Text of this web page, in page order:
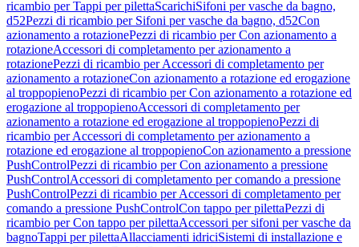
ricambio per Tappi per pilettaScarichiSifoni per vasche da bagno,
d52Pezzi di ricambio per Sifoni per vasche da bagno, d52Con
azionamento a rotazionePezzi di ricambio per Con azionamento a
rotazioneAccessori di completamento per azionamento a
rotazionePezzi di ricambio per Accessori di completamento per
azionamento a rotazioneCon azionamento a rotazione ed erogazione
al troppopienoPezzi di ricambio per Con azionamento a rotazione ed
erogazione al troppopienoAccessori di completamento per
azionamento a rotazione ed erogazione al troppopienoPezzi di
ricambio per Accessori di completamento per azionamento a
rotazione ed erogazione al troppopienoCon azionamento a pressione
PushControlPezzi di ricambio per Con azionamento a pressione
PushControlAccessori di completamento per comando a pressione
PushControlPezzi di ricambio per Accessori di completamento per
comando a pressione PushControlCon tappo per pilettaPezzi di
ricambio per Con tappo per pilettaAccessori per sifoni per vasche da
bagnoTappi per pilettaAllacciamenti idriciSistemi di installazione e